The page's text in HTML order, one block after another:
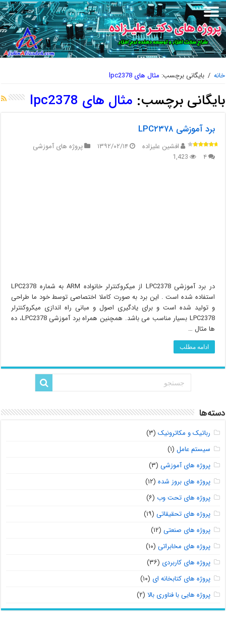
خانه / بایگانی برچسب: مثال های lpc2378
بایگانی برچسب: مثال های lpc2378
برد آموزشی LPC۲۳۷۸
افشین علیزاده ۱۳۹۲/۰۲/۱۴
پروژه های آموزشی
۴
1,423
در برد آموزشی LPC2378 از میکروکنترلر خانواده ARM به شماره LPC2378
استفاده شده است . این برد به صورت کاملا اختصاصی توسط خود ما طراحی
و تولید شده است و برای یادگیری اصول و مبانی راه اندازی میکروکنترلر
LPC2378 بسیار مناسب می باشد. همچنین همراه برد آموزشی LPC2378، ده
ها مثال …
ادامه مطلب
دسته‌ها
رباتیک و مکاترونیک (۳)
سیستم عامل (۱)
پروژه های آموزشی (۳)
پروژه های بروز شده (۱۲)
پروژه های تحت وب (۶)
پروژه های تحقیقاتی (۱۹)
پروژه های صنعتی (۱۲)
پروژه های مخابراتی (۱۰)
پروژه های کاربردی (۳۶)
پروژه های کتابخانه ای (۱۰)
پروژه هایی با فناوری بالا (۲)